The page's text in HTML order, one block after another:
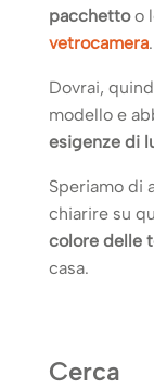
pacchettoo
vetrocamera.
Dovrai,
modello e
esigenze di
Speriamo di
chiarire su
colore delle
casa.
Cerca